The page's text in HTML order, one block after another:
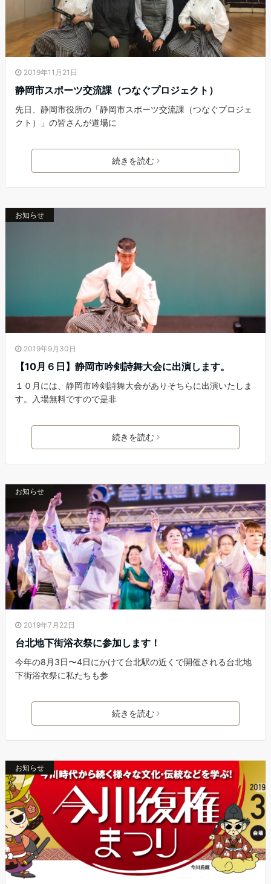
2019年11月21日
静岡市スポーツ交流課（つなぐプロジェクト）
先日、静岡市役所の「静岡市スポーツ交流課（つなぐプロジェ
クト）」の皆さんが道場に
続きを読む
お知らせ
2019年9月30日
【10月６日】静岡市吟剣詩舞大会に出演します。
１０月には、静岡市吟剣詩舞大会がありそちらに出演いたしま
す。入場無料ですので是非
続きを読む
お知らせ
2019年7月22日
台北地下街浴衣祭に参加します！
今年の8月3日〜4日にかけて台北駅の近くで開催される台北地
下街浴衣祭に私たちも参
続きを読む
お知らせ